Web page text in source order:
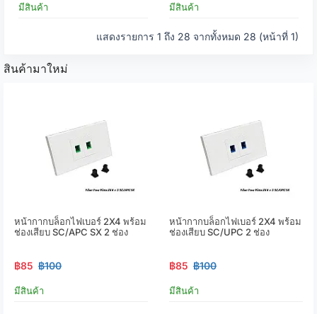
มีสินค้า มีสินค้า
แสดงรายการ 1 ถึง 28 จากทั้งหมด 28 (หน้าที่ 1)
สินค้ามาใหม่
หน้ากากบล็อกไฟเบอร์ 2X4 พร้อม
ช่องเสียบ SC/APC SX 2 ช่อง
฿85 ฿100
มีสินค้า
หน้ากากบล็อกไฟเบอร์ 2X4 พร้อม
ช่องเสียบ SC/UPC 2 ช่อง
฿85 ฿100
มีสินค้า